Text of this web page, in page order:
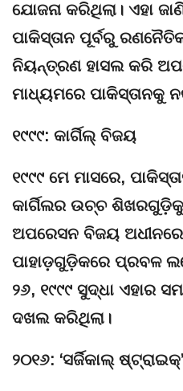
ଯୋଜନା କରିଥିଲା। ଏହା
ପାକିସ୍ତାନ ପୂର୍ବରୁ
ନିୟନ୍ତ୍ରଣ ହାସଲ କରି
ମାଧ୍ୟମରେ ପାକିସ୍ତାନକୁ
୧୯୯୯: କାର୍ଗିଲ୍ ବିଜୟ
୧୯୯୯ ମେ ମାସରେ,
କାର୍ଗିଲର ଉଚ୍ଚ
ଅପରେସନ ବିଜୟ ଅଧୀନରେ,
ପାହାଡ଼ଗୁଡ଼ିକରେ ପ୍ରବଳ
୨୬, ୧୯୯୯ ସୁଦ୍ଧା ଏହାର
ଦଖଲ କରିଥିଲା।
୨୦୧୬: ‘ସର୍ଜିକାଲ୍ ଷ୍ଟ୍ରାଇକ୍’